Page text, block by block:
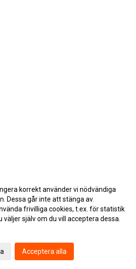
korrekt använder vi nödvändiga
Dessa går inte att stänga av.
frivilliga cookies, t.ex. för statistik
själv om du vill acceptera dessa.
Acceptera alla